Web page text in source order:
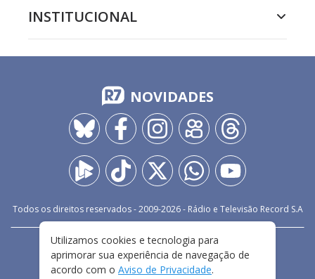
INSTITUCIONAL
NOVIDADES
Todos os direitos reservados - 2009-2026- Rádio e Televisão Record S.A
FALE CONOSCO
PRIVACIDADE
TERMOS E CONDIÇÕES DE USO
Utilizamos cookies e tecnologia para
aprimorar sua experiência de navegação de
acordo com o Aviso de Privacidade.